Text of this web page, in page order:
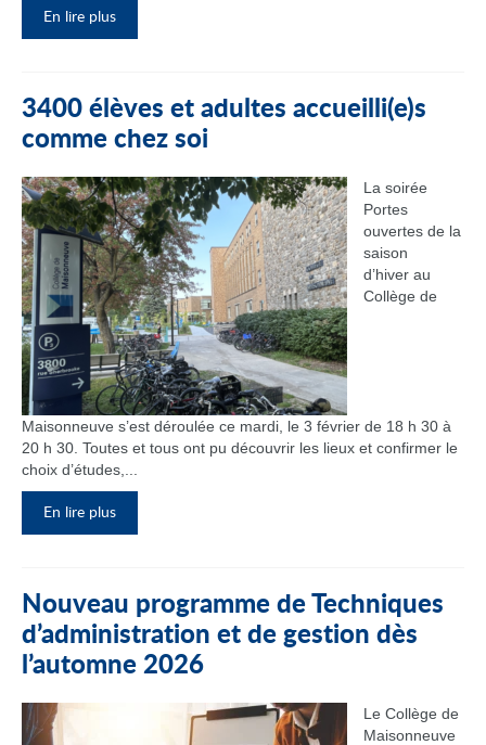
En lire plus
3400 élèves et adultes accueilli(e)s
comme chez soi
La soirée
Portes
ouvertes de la
saison
d’hiver au
Collège de
Maisonneuve s’est déroulée ce mardi, le 3 février de 18 h 30 à
20 h 30. Toutes et tous ont pu découvrir les lieux et confirmer le
choix d’études,...
En lire plus
Nouveau programme de Techniques
d’administration et de gestion dès
l’automne 2026
Le Collège de
Maisonneuve